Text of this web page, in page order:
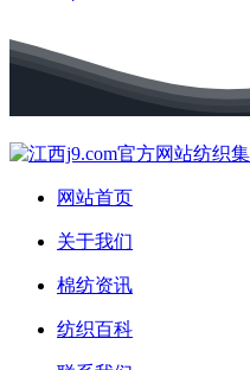
网站首页
关于我们
棉纺资讯
纺织百科